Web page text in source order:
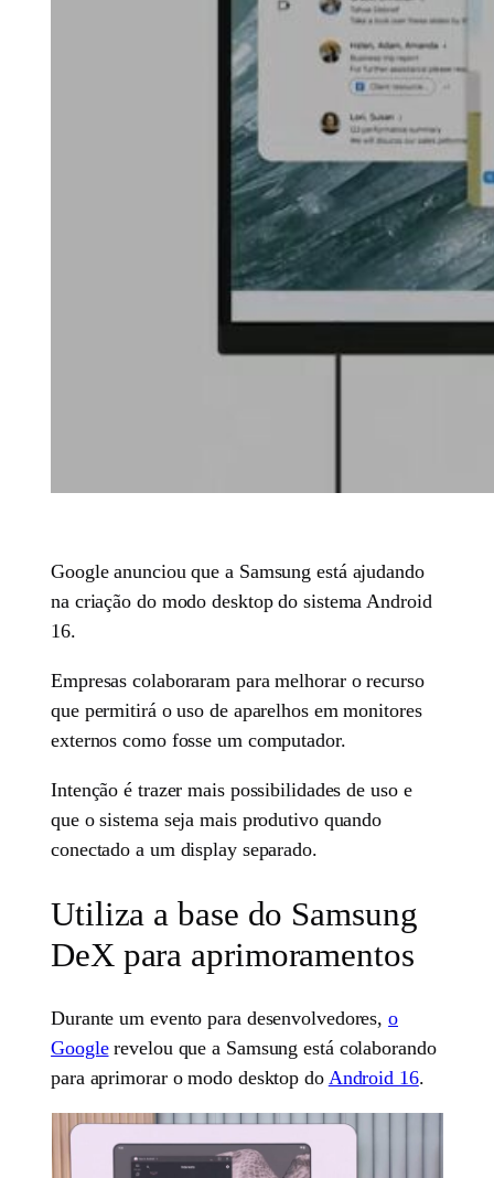
Google anunciou que a Samsung está ajudando
na criação do modo desktop do sistema Android
16.
Empresas colaboraram para melhorar o recurso
que permitirá o uso de aparelhos em monitores
externos como fosse um computador.
Intenção é trazer mais possibilidades de uso e
que o sistema seja mais produtivo quando
conectado a um display separado.
Utiliza a base do Samsung
DeX para aprimoramentos
Durante um evento para desenvolvedores,o
Googlerevelou que a Samsung está colaborando
para aprimorar o modo desktop do Android 16.